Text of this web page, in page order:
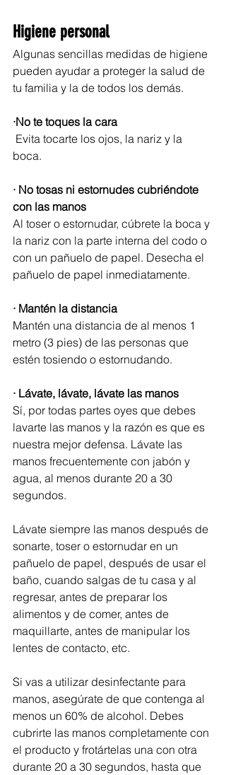
Higiene personal
Algunas sencillas medidas de higiene
pueden ayudar a proteger la salud de
tu familia y la de todos los demás.
·No te toques la cara
boca.
· No tosas ni estornudes cubriéndote
con las manos
Al toser o estornudar, cúbrete la boca y
la nariz con la parte interna del codo o
con un pañuelo de papel. Desecha el
pañuelo de papel inmediatamente.
· Mantén la distancia
Mantén una distancia de al menos 1
metro (3 pies) de las personas que
estén tosiendo o estornudando.
· Lávate, lávate, lávate las manos
Sí, por todas partes oyes que debes
lavarte las manos y la razón es que es
nuestra mejor defensa. Lávate las
manos frecuentemente con jabón y
agua, al menos durante 20 a 30
segundos.
Lávate siempre las manos después de
sonarte, toser o estornudar en un
pañuelo de papel, después de usar el
baño, cuando salgas de tu casa y al
regresar, antes de preparar los
alimentos y de comer, antes de
maquillarte, antes de manipular los
lentes de contacto, etc.
Si vas a utilizar desinfectante para
manos, asegúrate de que contenga al
menos un 60% de alcohol. Debes
cubrirte las manos completamente con
el producto y frotártelas una con otra
durante 20 a 30 segundos, hasta que